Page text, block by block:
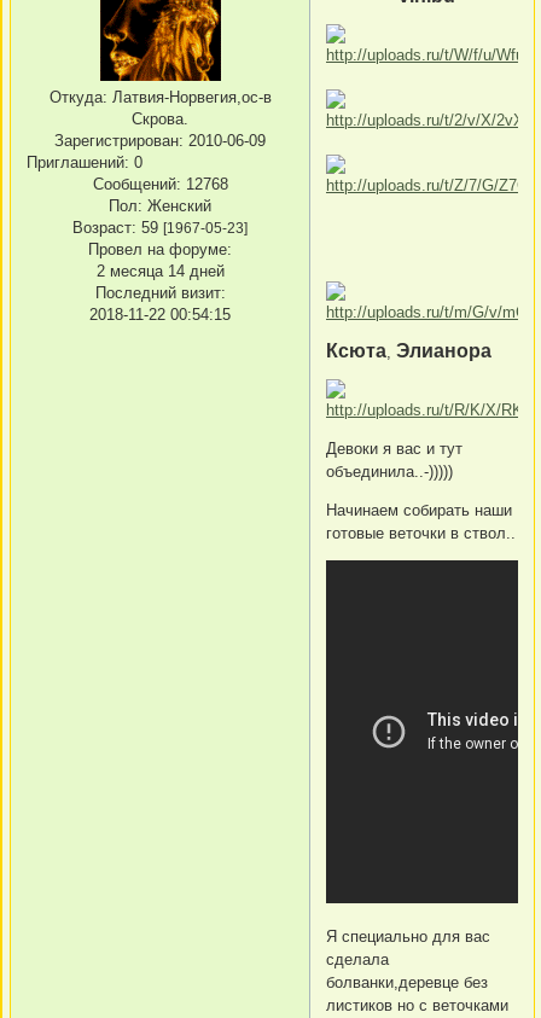
Откуда: Латвия-Норвегия,ос-в
Скрова.
Зарегистрирован: 2010-06-09
Приглашений: 0
Сообщений: 12768
Пол: Женский
Возраст: 59 [1967-05-23]
Провел на форуме:
2 месяца 14 дней
Последний визит:
2018-11-22 00:54:15
Ксюта, Элианора
Девоки я вас и тут
объединила..-)))))
Начинаем собирать наши
готовые веточки в ствол..
Я специально для вас
сделала
болванки,деревце без
листиков но с веточками